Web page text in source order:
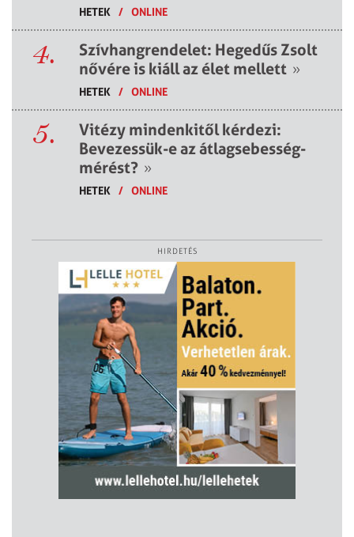
HETEK / ONLINE
4.
Szívhangrendelet: Hegedűs Zsolt
nővére is kiáll az élet mellett »
HETEK / ONLINE
5.
Vitézy mindenkitől kérdezi:
Bevezessük-e az átlagsebesség-
mérést? »
HETEK / ONLINE
HIRDETÉS